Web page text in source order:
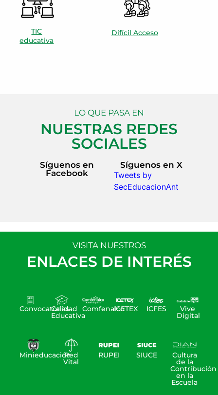
TIC
educativa
Difícil Acceso
LO QUE PASA EN
NUESTRAS REDES
SOCIALES
Síguenos en
Facebook
Síguenos en X
Tweets by
SecEducacionAnt
VISITA NUESTROS
ENLACES DE INTERÉS
Convocatorias
Calidad
Educativa
ComfenalcoICETEX ICFES Vive
Digital
MinieducaciónRed
Vital
RUPEI SIUCE Cultura
de la
Contribución
en la
Escuela